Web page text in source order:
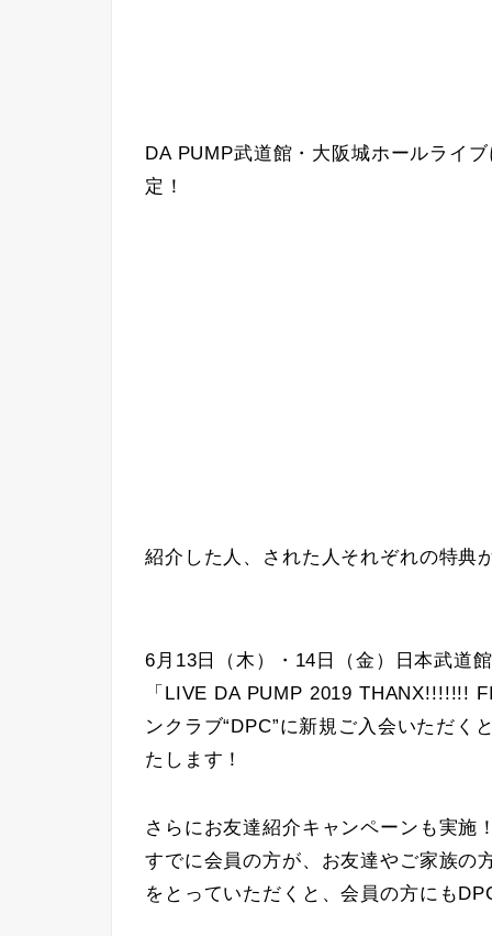
DA PUMP武道館・大阪城ホールライ
定！
紹介した人、された人それぞれの特典
6月13日（木）・14日（金）日本武道
「LIVE DA PUMP 2019 THANX!!!!!!!
ンクラブ“DPC”に新規ご入会いただく
たします！
さらにお友達紹介キャンペーンも実施
すでに会員の方が、お友達やご家族の
をとっていただくと、会員の方にも